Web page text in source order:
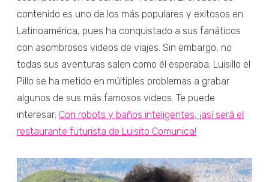
contenido es uno de los más populares y exitosos en
Latinoamérica, pues ha conquistado a sus fanáticos
con asombrosos videos de viajes. Sin embargo, no
todas sus aventuras salen como él esperaba; Luisillo el
Pillo se ha metido en múltiples problemas a grabar
algunos de sus más famosos videos. Te puede
interesar: Con robots y baños inteligentes, ¡así será el
restaurante futurista de Luisito Comunica!